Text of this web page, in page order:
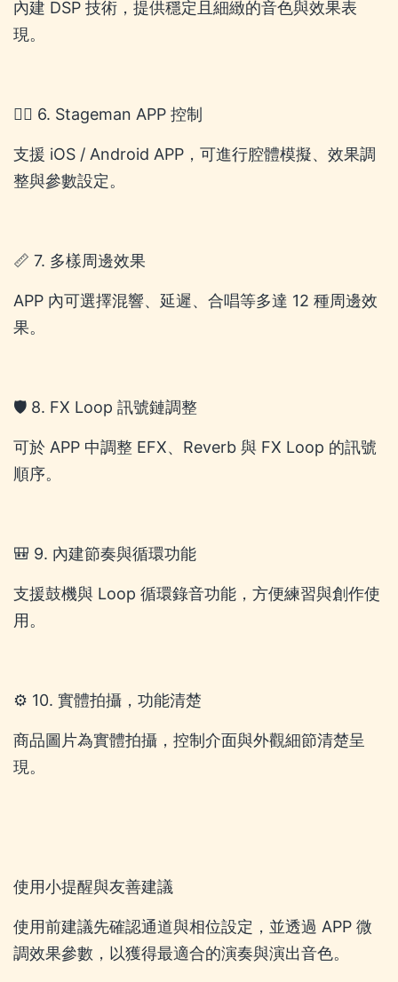
內建 DSP 技術，提供穩定且細緻的音色與效果表
現。
🚶‍♂️ 6. Stageman APP 控制
支援 iOS / Android APP，可進行腔體模擬、效果調
整與參數設定。
📏 7. 多樣周邊效果
APP 內可選擇混響、延遲、合唱等多達 12 種周邊效
果。
🛡️ 8. FX Loop 訊號鏈調整
可於 APP 中調整 EFX、Reverb 與 FX Loop 的訊號
順序。
🎒 9. 內建節奏與循環功能
支援鼓機與 Loop 循環錄音功能，方便練習與創作使
用。
⚙️ 10. 實體拍攝，功能清楚
商品圖片為實體拍攝，控制介面與外觀細節清楚呈
現。
使用小提醒與友善建議
使用前建議先確認通道與相位設定，並透過 APP 微
調效果參數，以獲得最適合的演奏與演出音色。